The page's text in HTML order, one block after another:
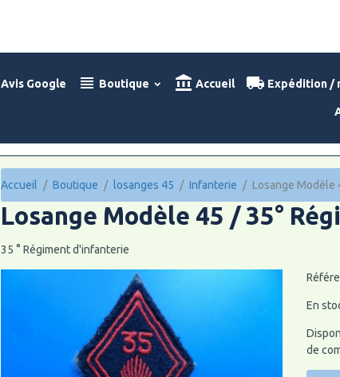
Avis Google Boutique Accueil Expédition /
Accueil Boutique losanges 45 Infanterie Losange Modèle
Losange Modèle 45 / 35°
35 ° Régiment d'infanterie
En
de